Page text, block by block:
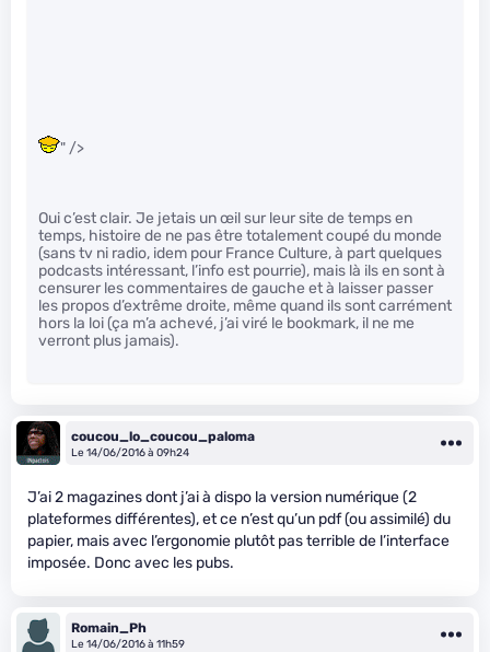
" />
Oui c’est clair. Je jetais un œil sur leur site de temps en
temps, histoire de ne pas être totalement coupé du monde
(sans tv ni radio, idem pour France Culture, à part quelques
podcasts intéressant, l’info est pourrie), mais là ils en sont à
censurer les commentaires de gauche et à laisser passer
les propos d’extrême droite, même quand ils sont carrément
hors la loi (ça m’a achevé, j’ai viré le bookmark, il ne me
verront plus jamais).
coucou_lo_coucou_paloma
Le 14/06/2016 à 09h24
J’ai 2 magazines dont j’ai à dispo la version numérique (2
plateformes différentes), et ce n’est qu’un pdf (ou assimilé) du
papier, mais avec l’ergonomie plutôt pas terrible de l’interface
imposée. Donc avec les pubs.
Romain_Ph
Le 14/06/2016 à 11h59